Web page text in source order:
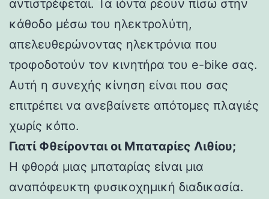
αντιστρέφεται. Τα ιόντα ρέουν πίσω στην
κάθοδο μέσω του ηλεκτρολύτη,
απελευθερώνοντας ηλεκτρόνια που
τροφοδοτούν τον κινητήρα του e-bike σας.
Αυτή η συνεχής κίνηση είναι που σας
επιτρέπει να ανεβαίνετε απότομες πλαγιές
χωρίς κόπο.
Γιατί Φθείρονται οι Μπαταρίες Λιθίου;
Η φθορά μιας μπαταρίας είναι μια
αναπόφευκτη φυσικοχημική διαδικασία.